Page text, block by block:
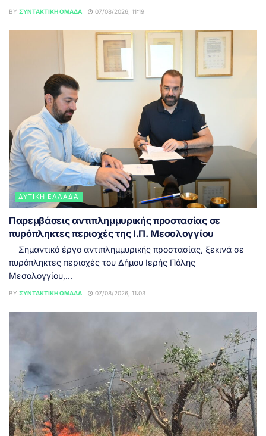
BY ΣΥΝΤΑΚΤΙΚΉ ΟΜΆΔΑ 07/08/2026, 11:19
ΔΥΤΙΚΉ ΕΛΛΆΔΑ
Παρεμβάσεις αντιπλημμυρικής προστασίας σε
πυρόπληκτες περιοχές της Ι.Π. Μεσολογγίου
Σημαντικό έργο αντιπλημμυρικής προστασίας, ξεκινά σε
πυρόπληκτες περιοχές του Δήμου Ιερής Πόλης
Μεσολογγίου,...
BY ΣΥΝΤΑΚΤΙΚΉ ΟΜΆΔΑ 07/08/2026, 11:03